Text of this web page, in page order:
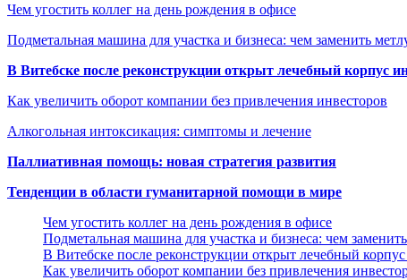
Чем угостить коллег на день рождения в офисе
Подметальная машина для участка и бизнеса: чем заменить
В Витебске после реконструкции открыт лечебный корпус
Как увеличить оборот компании без привлечения инвесторов
Алкогольная интоксикация: симптомы и лечение
Паллиативная помощь: новая стратегия развития
Тенденции в области гуманитарной помощи в мире
Чем угостить коллег на день рождения в офисе
Подметальная машина для участка и бизнеса: чем
В Витебске после реконструкции открыт лечебный
Как увеличить оборот компании без привлечения